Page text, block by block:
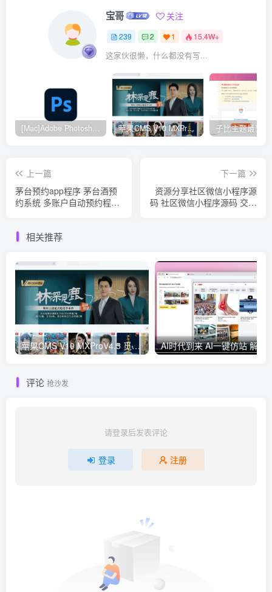
宝哥 关注
239 2 1 15.4W+
这家伙很懒，什么都没有写...
[Mac]Adobe Photoshop 2024 苹果CMS V10 MXProV4.5 觅知优化版
上一篇
茅台预约app程序 茅台酒预
约系统 多账户自动预约程序
下一篇
资源分享社区微信小程序源
码 社区微信小程序源码 交友
相关推荐
苹果CMS V10 MXProV4.5 觅知优化版
评论 抢沙发
请登录后发表评论
登录 注册